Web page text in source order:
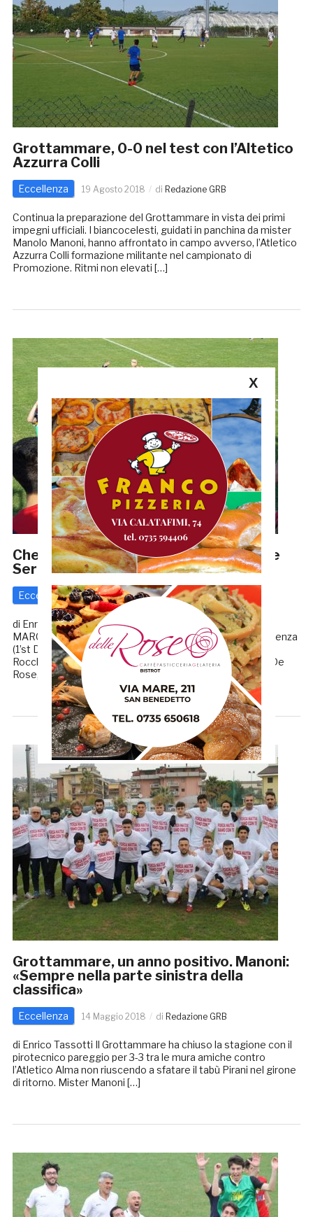
Grottammare, 0-0 nel test con l’Altetico
Azzurra Colli
Eccellenza 19 Agosto 2018 di Redazione GRB
Continua la preparazione del Grottammare in vista dei primi
impegni ufficiali. I biancocelesti, guidati in panchina da mister
Manolo Manoni, hanno affrontato in campo avverso, l’Atletico
Azzurra Colli formazione militante nel campionato di
Promozione. Ritmi non elevati […]
Che Classe questo Porto d’Ascoli: 1-0 e
Serie D a due passi. LA CRONACA
Eccellenza 21 Maggio 2018 diRedazione GRB
di Enrico Tassotti CLASSE-PORTO D’ASCOLI 0-1
MARCATORE: 20’pt Minnozzi. CLASSE: Bovo, Larese, Valenza
(1’st Dall’Agata), Ceroni, Succi (40’st A. Rocchi), Caidi, M.
Rocchi, Montemaggi (1’st Ferri), Callegari (16’st Trovato) De
Rose, Noschese. A disp. Lami, […]
Grottammare, un anno positivo. Manoni:
«Sempre nella parte sinistra della
classifica»
Eccellenza 14 Maggio 2018 di Redazione GRB
di Enrico Tassotti Il Grottammare ha chiuso la stagione con il
pirotecnico pareggio per 3-3 tra le mura amiche contro
l’Atletico Alma non riuscendo a sfatare il tabù Pirani nel girone
di ritorno. Mister Manoni […]
X